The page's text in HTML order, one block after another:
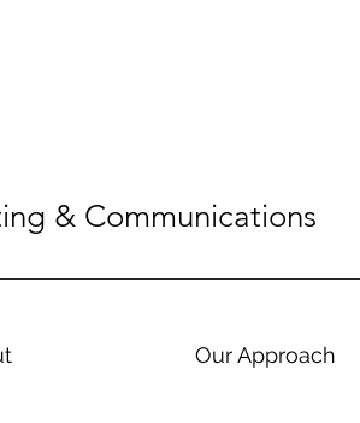
& Communications
Our Approach